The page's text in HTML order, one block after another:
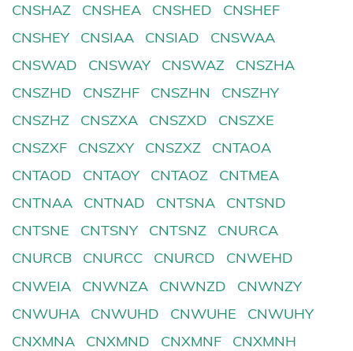
CNSHAZ
CNSHEA CNSHED
CNSHEF
CNSHEY
CNSIAA CNSIAD
CNSWAA
CNSWAD
CNSWAY CNSWAZ
CNSZHA
CNSZHD
CNSZHF CNSZHN
CNSZHY
CNSZHZ
CNSZXA CNSZXD
CNSZXE
CNSZXF
CNSZXY CNSZXZ
CNTAOA
CNTAOD
CNTAOY CNTAOZ
CNTMEA
CNTNAA
CNTNAD CNTSNA
CNTSND
CNTSNE
CNTSNY CNTSNZ
CNURCA
CNURCB
CNURCC CNURCD
CNWEHD
CNWEIA
CNWNZA CNWNZD
CNWNZY
CNWUHA
CNWUHD CNWUHE
CNWUHY
CNXMNA
CNXMND CNXMNF
CNXMNH